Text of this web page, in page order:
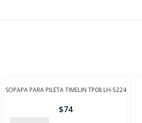
SOPAPA PARA PILETA TIMELIN TP08 LH-5224
$74